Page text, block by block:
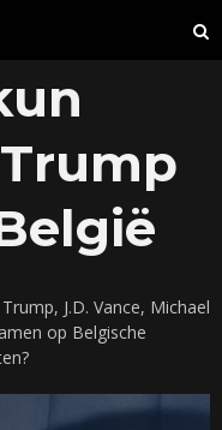
J.D. Vance, Michael
op Belgische